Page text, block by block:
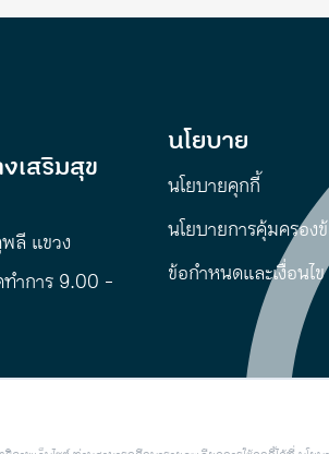
เสริมสุข
ลี แขวง
ทำการ 9.00 -
นโยบาย
นโยบายคุกกี้
นโยบายการคุ้มครอ
ข้อกำหนดและเงื่อนไข